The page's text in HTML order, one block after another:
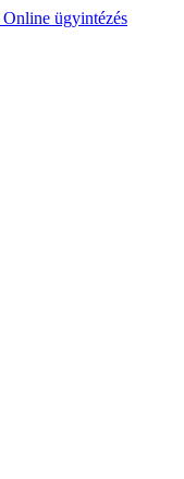
Online ügyintézés